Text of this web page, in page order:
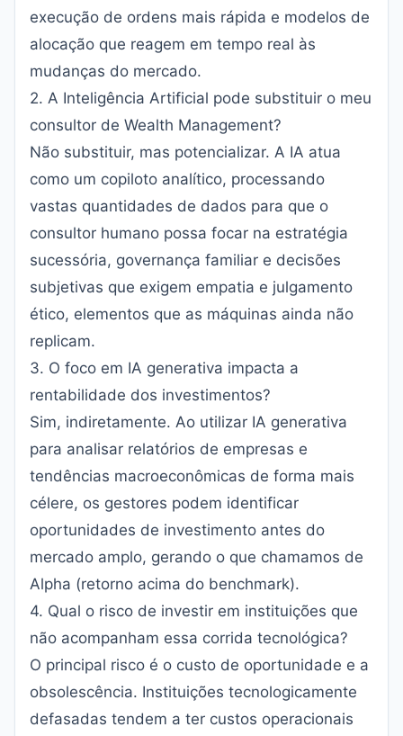
execução de ordens mais rápida e modelos de
alocação que reagem em tempo real às
mudanças do mercado.
2. A Inteligência Artificial pode substituir o meu
consultor de Wealth Management?
Não substituir, mas potencializar. A IA atua
como um copiloto analítico, processando
vastas quantidades de dados para que o
consultor humano possa focar na estratégia
sucessória, governança familiar e decisões
subjetivas que exigem empatia e julgamento
ético, elementos que as máquinas ainda não
replicam.
3. O foco em IA generativa impacta a
rentabilidade dos investimentos?
Sim, indiretamente. Ao utilizar IA generativa
para analisar relatórios de empresas e
tendências macroeconômicas de forma mais
célere, os gestores podem identificar
oportunidades de investimento antes do
mercado amplo, gerando o que chamamos de
Alpha (retorno acima do benchmark).
4. Qual o risco de investir em instituições que
não acompanham essa corrida tecnológica?
O principal risco é o custo de oportunidade e a
obsolescência. Instituições tecnologicamente
defasadas tendem a ter custos operacionais